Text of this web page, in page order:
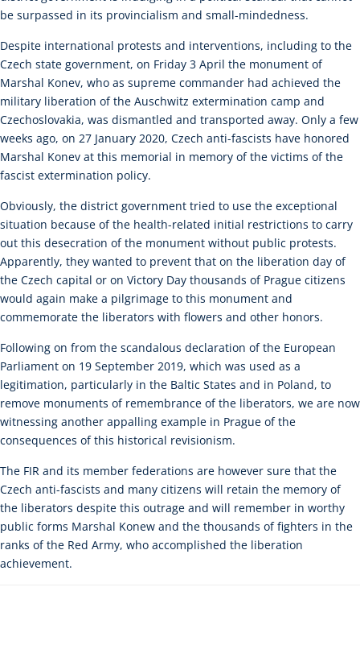
be surpassed in its provincialism and small-mindedness.
Despite international protests and interventions, including to the
Czech state government, on Friday 3 April the monument of
Marshal Konev, who as supreme commander had achieved the
military liberation of the Auschwitz extermination camp and
Czechoslovakia, was dismantled and transported away. Only a few
weeks ago, on 27 January 2020, Czech anti-fascists have honored
Marshal Konev at this memorial in memory of the victims of the
fascist extermination policy.
Obviously, the district government tried to use the exceptional
situation because of the health-related initial restrictions to carry
out this desecration of the monument without public protests.
Apparently, they wanted to prevent that on the liberation day of
the Czech capital or on Victory Day thousands of Prague citizens
would again make a pilgrimage to this monument and
commemorate the liberators with flowers and other honors.
Following on from the scandalous declaration of the European
Parliament on 19 September 2019, which was used as a
legitimation, particularly in the Baltic States and in Poland, to
remove monuments of remembrance of the liberators, we are now
witnessing another appalling example in Prague of the
consequences of this historical revisionism.
The FIR and its member federations are however sure that the
Czech anti-fascists and many citizens will retain the memory of
the liberators despite this outrage and will remember in worthy
public forms Marshal Konew and the thousands of fighters in the
ranks of the Red Army, who accomplished the liberation
achievement.